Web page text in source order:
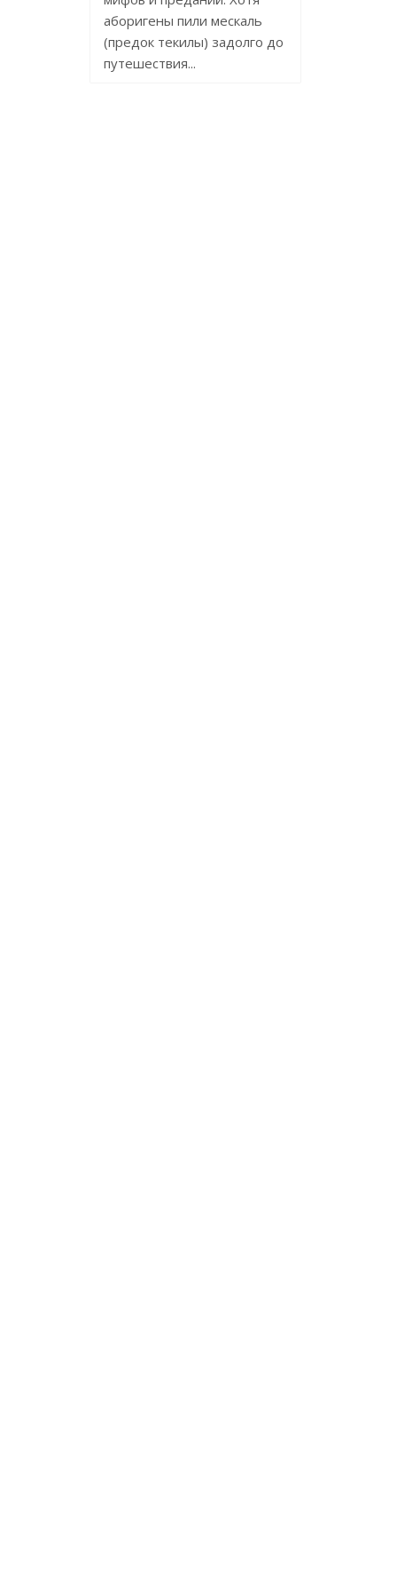
аборигены пили мескаль
(предок текилы) задолго до
путешествия...